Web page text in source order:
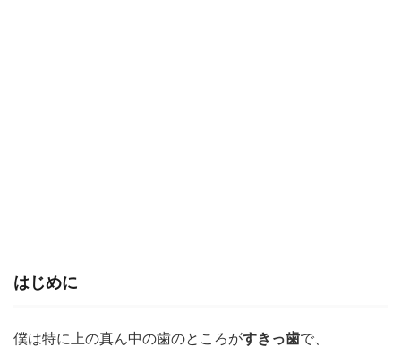
はじめに
僕は特に上の真ん中の歯のところがすきっ歯で、